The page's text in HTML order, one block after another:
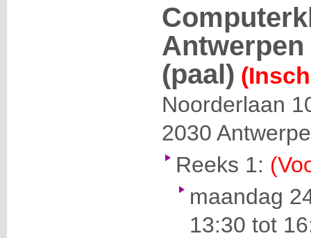
(paal)
Noorderlaan
2030
Reeks 1:
maandag
13:30 tot